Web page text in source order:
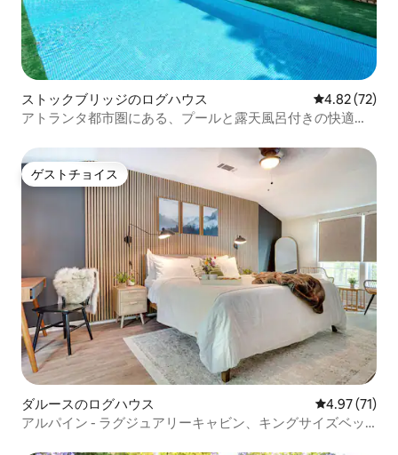
ストックブリッジのログハウス レビュー72
4.82 (72)
アトランタ都市圏にある、プールと露天風呂付きの快適な4
ゲストチョイス
ゲストチョイス
ダルースのログハウス レビュー71
4.97 (71)
アルパイン - ラグジュアリーキャビン、キングサイズベッ